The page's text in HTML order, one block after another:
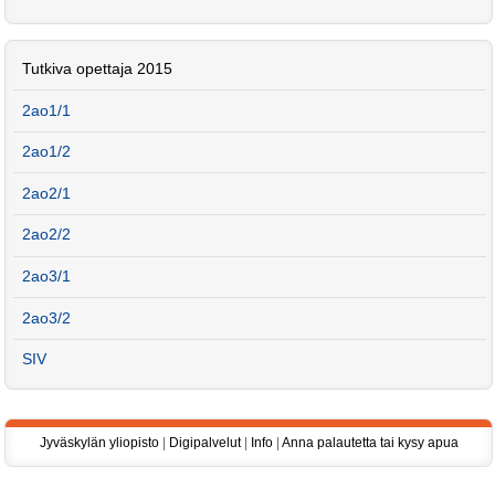
Tutkiva opettaja 2015
2ao1/1
2ao1/2
2ao2/1
2ao2/2
2ao3/1
2ao3/2
SIV
Jyväskylän yliopisto| Digipalvelut| Info| Anna palautetta tai kysy apua